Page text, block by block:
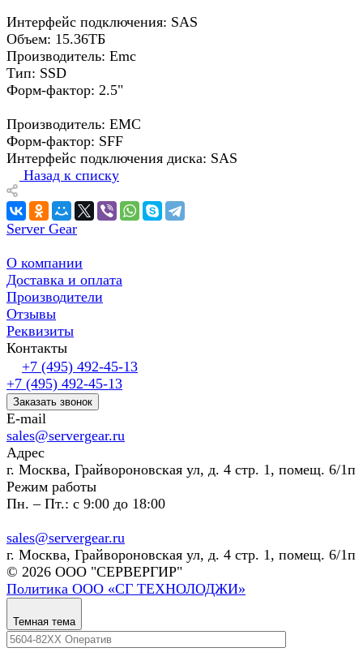
Интерфейс подключения: SAS
Объем: 15.36ТБ
Производитель: Emc
Тип: SSD
Форм-фактор: 2.5"
Производитель: EMC
Форм-фактор: SFF
Интерфейс подключения диска: SAS
Назад к списку
Server Gear
О компании
Доставка и оплата
Производители
Отзывы
Реквизиты
Контакты
+7 (495) 492-45-13
+7 (495) 492-45-13
Заказать звонок
E-mail
sales@servergear.ru
Адрес
г. Москва, Грайвороновская ул, д. 4 стр. 1, помещ. 6/1п
Режим работы
Пн. – Пт.: с 9:00 до 18:00
sales@servergear.ru
г. Москва, Грайвороновская ул, д. 4 стр. 1, помещ. 6/1п
© 2026 ООО "СЕРВЕРГИР"
Политика ООО «СГ ТЕХНОЛОДЖИ»
Темная тема